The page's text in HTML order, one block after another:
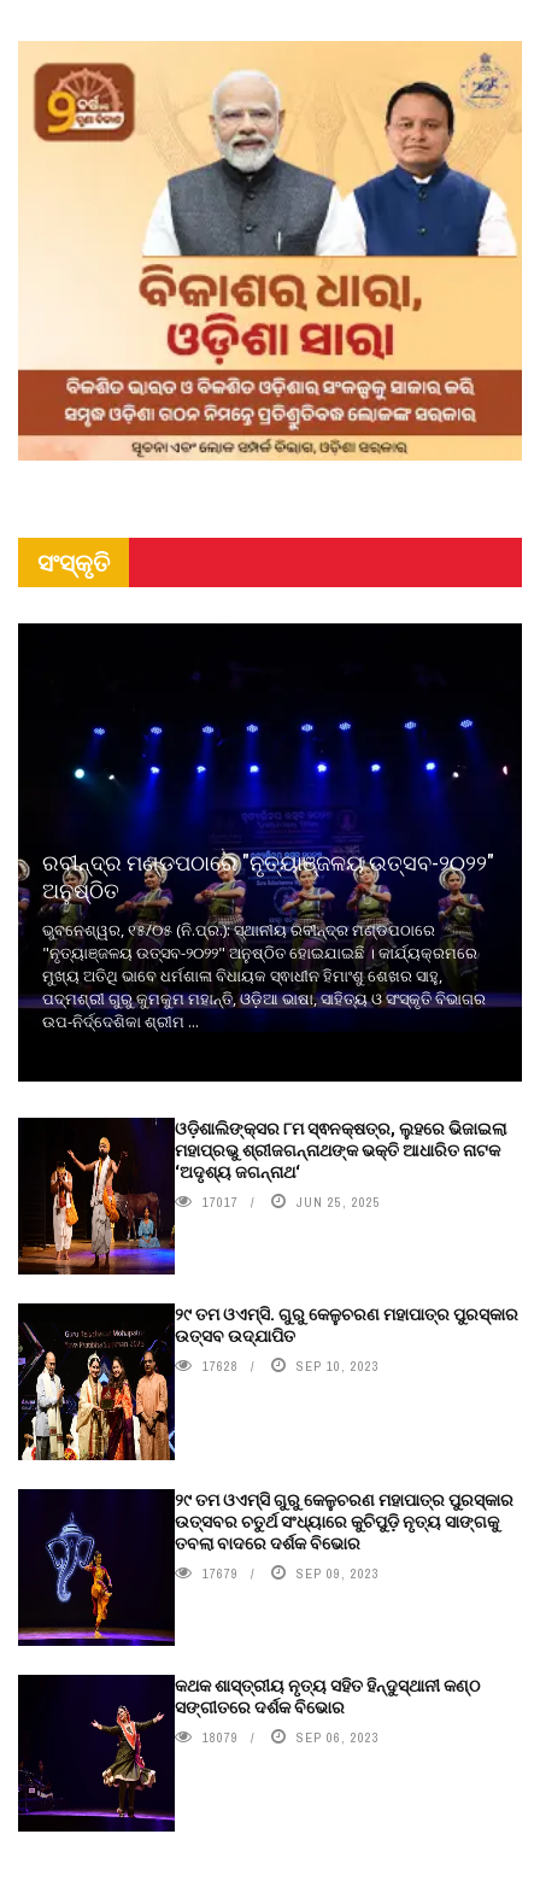
ସଂସ୍କୃତି
ରବୀନ୍ଦ୍ର ମଣ୍ଡପଠାରେ "ନୃତ୍ୟାଞ୍ଜଳୟ ଉତ୍ସବ-୨୦୨୨"
ଅନୁଷ୍ଠିତ
ଭୁବନେଶ୍ୱର, ୧୫/୦୫ (ନି.ପ୍ର.): ସ୍ଥାନୀୟ ରବୀନ୍ଦ୍ର ମଣ୍ଡପଠାରେ
"ନୃତ୍ୟାଞ୍ଜଳୟ ଉତ୍ସବ-୨୦୨୨" ଅନୁଷ୍ଠିତ ହୋଇଯାଇଛି । କାର୍ଯ୍ୟକ୍ରମରେ
ମୁଖ୍ୟ ଅତିଥି ଭାବେ ଧର୍ମଶାଳା ବିଧାୟକ ସ୍ଵାଧୀନ ହିମାଂଶୁ ଶେଖର ସାହୁ,
ପଦ୍ମଶ୍ରୀ ଗୁରୁ କୁମକୁମ ମହାନ୍ତି, ଓଡ଼ିଆ ଭାଷା, ସାହିତ୍ୟ ଓ ସଂସ୍କୃତି ବିଭାଗର
ଉପ-ନିର୍ଦ୍ଦେଶିକା ଶ୍ରୀମ ...
ଓଡ଼ିଶାଲିଙ୍କ୍ସର ୮ମ ସ୍ଵନକ୍ଷତ୍ର, ଲୁହରେ ଭିଜାଇଲା
ମହାପ୍ରଭୁ ଶ୍ରୀଜଗନ୍ନାଥଙ୍କ ଭକ୍ତି ଆଧାରିତ ନାଟକ
‘ଅଦୃଶ୍ୟ ଜଗନ୍ନାଥ‘
17017 JUN 25, 2025
୨୯ ତମ ଓଏମ୍‌ସି. ଗୁରୁ କେଳୁଚରଣ ମହାପାତ୍ର ପୁରସ୍କାର
ଉତ୍ସବ ଉଦ୍‍ଯାପିତ
17628 SEP 10, 2023
୨୯ ତମ ଓଏମ୍‌ସି ଗୁରୁ କେଳୁଚରଣ ମହାପାତ୍ର ପୁରସ୍କାର
ଉତ୍ସବର ଚତୁର୍ଥ ସଂଧ୍ୟାରେ କୁଚିପୁଡ଼ି ନୃତ୍ୟ ସାଙ୍ଗକୁ
ତବଲା ବାଦରେ ଦର୍ଶକ ବିଭୋର
17679 SEP 09, 2023
କଥକ ଶାସ୍ତ୍ରୀୟ ନୃତ୍ୟ ସହିତ ହିନ୍ଦୁସ୍ଥାନୀ କଣ୍ଠ
ସଙ୍ଗୀତରେ ଦର୍ଶକ ବିଭୋର
18079 SEP 06, 2023